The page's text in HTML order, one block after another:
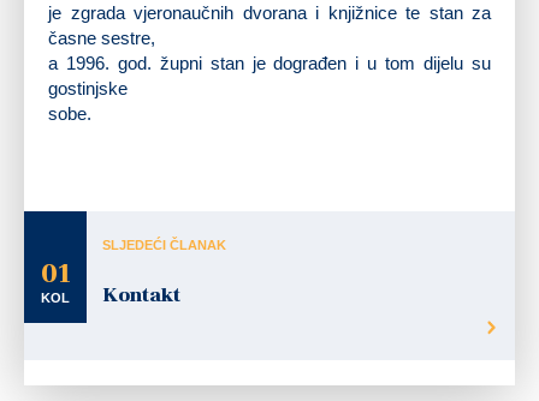
je zgrada vjeronaučnih dvorana i knjižnice te stan za
časne sestre,
a 1996. god. župni stan je dograđen i u tom dijelu su
gostinjske
sobe.
01
KOL
SLJEDEĆI ČLANAK
Kontakt